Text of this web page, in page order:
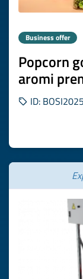
Business offer
Popcorn
aromi
ID: